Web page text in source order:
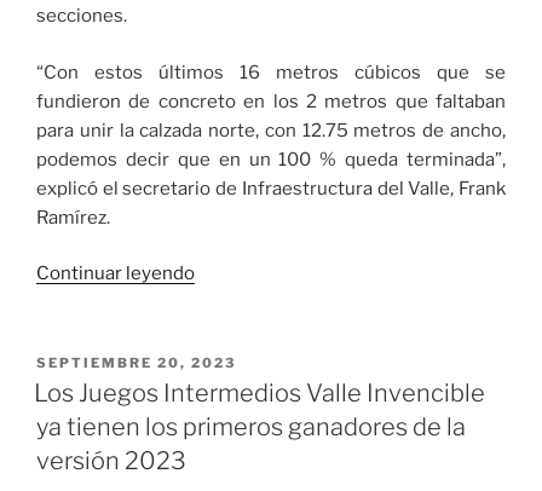
secciones.
“Con estos últimos 16 metros cúbicos que se
fundieron de concreto en los 2 metros que faltaban
para unir la calzada norte, con 12.75 metros de ancho,
podemos decir que en un 100 % queda terminada”,
explicó el secretario de Infraestructura del Valle, Frank
Ramírez.
Continuar leyendo«Está
calzada
norte
del
PUBLICADO
EL
SEPTIEMBRE 20, 2023
Los Juegos Intermedios Valle Invencible
ya tienen los primeros ganadores de la
versión 2023